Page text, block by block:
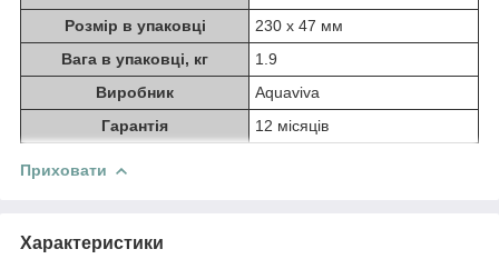
Розмір в упаковці
230 х 47 мм
Вага в упаковці, кг
1.9
Виробник
Aquaviva
Гарантія
12 місяців
Приховати
Характеристики